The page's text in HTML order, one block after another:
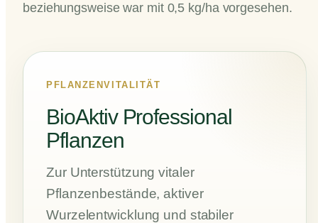
beziehungsweise war mit 0,5 kg/ha vorgesehen.
PFLANZENVITALITÄT
BioAktiv Professional
Pflanzen
Zur Unterstützung vitaler
Pflanzenbestände, aktiver
Wurzelentwicklung und stabiler